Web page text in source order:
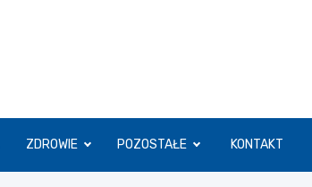
ZDROWIE POZOSTAŁE KONTAKT